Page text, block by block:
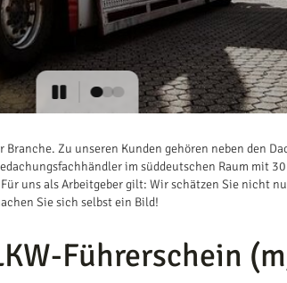
Führerschein
Zu unseren Kunden gehören neben den
im süddeutschen Raum mit
uns als Arbeitgeber gilt: Wir schätzen Sie nicht
Sie sich selbst ein Bild!